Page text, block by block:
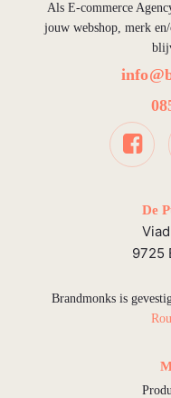
Als E-commerce
jouw webshop, merk
De
9725
Brandmonks is